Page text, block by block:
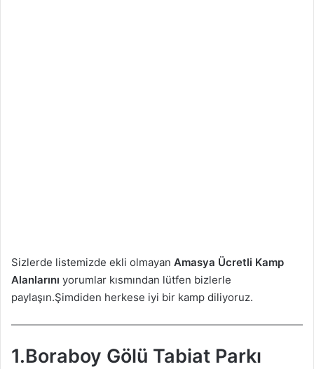
Sizlerde listemizde ekli olmayan Amasya Ücretli Kamp
Alanlarını yorumlar kısmından lütfen bizlerle
paylaşın.Şimdiden herkese iyi bir kamp diliyoruz.
1.Boraboy Gölü Tabiat Parkı